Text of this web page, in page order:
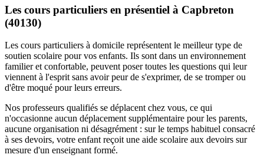
Les cours particuliers en présentiel à Capbreton
(40130)
Les cours particuliers à domicile représentent le meilleur type de
soutien scolaire pour vos enfants. Ils sont dans un environnement
familier et confortable, peuvent poser toutes les questions qui leur
viennent à l'esprit sans avoir peur de s'exprimer, de se tromper ou
d'être moqué pour leurs erreurs.
Nos professeurs qualifiés se déplacent chez vous, ce qui
n'occasionne aucun déplacement supplémentaire pour les parents,
aucune organisation ni désagrément : sur le temps habituel consacré
à ses devoirs, votre enfant reçoit une aide scolaire aux devoirs sur
mesure d'un enseignant formé.